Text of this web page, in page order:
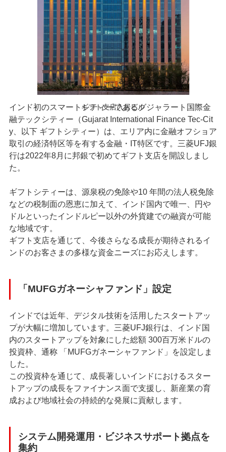
インド初のスマートシティーであるグジャラート国際⾦
融テックシティー（Gujarat International Finance Tec-Cit
y、以下 ギフトシティー）は、エリア内に⾦融オフショア
取引の経済特区等を有する⾦融・IT特区です。三菱UFJ銀
行は2022年8月に邦銀で初めてギフト支店を開設しまし
た。
ギフトシティーは、源泉税の免除や10 年間の法⼈税免除
などの税制⾯の恩恵に加えて、インド国内で唯⼀、円や
ドルといったインドルピー以外の外貨建での融資が可能
な地域です。
ギフト支店を通じて、今後さらなる成⻑が期待されるイ
ンドのお客さまの多様な資⾦ニーズにお応えします。
ギフト支店入居ビル
「MUFGガネーシャファンド」設定
インドでは近年、デジタル技術を活⽤したスタートアッ
プが⼤幅に増加しています。三菱UFJ銀⾏は、インド国
内のスタートアップを対象にした総額 300百万⽶ドルの
投資枠、通称 「MUFGガネーシャファンド」を設定しま
した。
この投資枠を通じて、成長著しいインドにおけるスター
トアップの成長をファイナンス面で支援し、新産業の育
成および地域社会の持続的な発展に貢献します。
システム開発運⽤・ビジネスサポート拠点を
集約